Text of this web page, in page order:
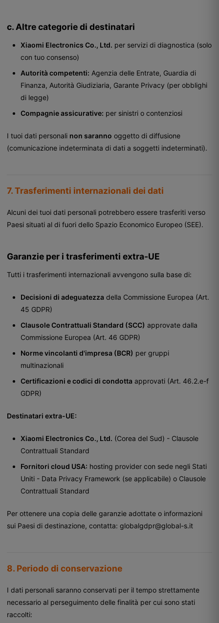
c. Altre categorie di destinatari
Xiaomi Electronics Co., Ltd. per servizi di diagnostica (solo
con tuo consenso)
Autorità competenti: Agenzia delle Entrate, Guardia di
Finanza, Autorità Giudiziaria, Garante Privacy (per obblighi
di legge)
Compagnie assicurative: per sinistri o contenziosi
I tuoi dati personali non saranno oggetto di diffusione
(comunicazione indeterminata di dati a soggetti indeterminati).
7. Trasferimenti internazionali dei dati
Alcuni dei tuoi dati personali potrebbero essere trasferiti verso
Paesi situati al di fuori dello Spazio Economico Europeo (SEE).
Garanzie per i trasferimenti extra-UE
Tutti i trasferimenti internazionali avvengono sulla base di:
Decisioni di adeguatezza della Commissione Europea (Art.
45 GDPR)
Clausole Contrattuali Standard (SCC) approvate dalla
Commissione Europea (Art. 46 GDPR)
Norme vincolanti d'impresa (BCR) per gruppi
multinazionali
Certificazioni e codici di condotta approvati (Art. 46.2.e-f
GDPR)
Destinatari extra-UE:
Xiaomi Electronics Co., Ltd. (Corea del Sud) - Clausole
Contrattuali Standard
Fornitori cloud USA: hosting provider con sede negli Stati
Uniti - Data Privacy Framework (se applicabile) o Clausole
Contrattuali Standard
Per ottenere una copia delle garanzie adottate o informazioni
sui Paesi di destinazione, contatta: globalgdpr@global-s.it
8. Periodo di conservazione
I dati personali saranno conservati per il tempo strettamente
necessario al perseguimento delle finalità per cui sono stati
raccolti: